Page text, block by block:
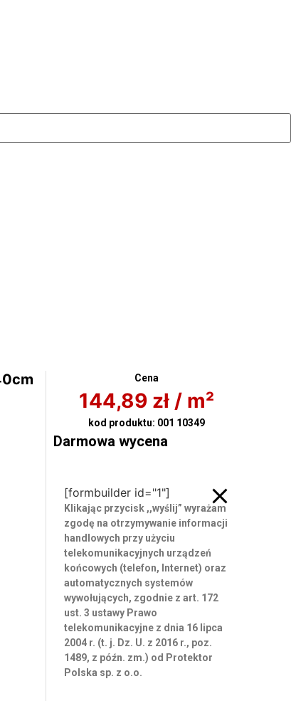
Cena
144,89 zł / m²
kod produktu: 001 10349
Darmowa wycena
[formbuilder id="1"]
Klikając przycisk ,,wyślij” wyrażam
zgodę na otrzymywanie informacji
handlowych przy użyciu
telekomunikacyjnych urządzeń
końcowych (telefon, Internet) oraz
automatycznych systemów
wywołujących, zgodnie z art. 172
ust. 3 ustawy Prawo
telekomunikacyjne z dnia 16 lipca
2004 r. (t. j. Dz. U. z 2016 r., poz.
1489, z późn. zm.) od Protektor
Polska sp. z o.o.